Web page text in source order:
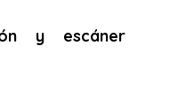
y escáner